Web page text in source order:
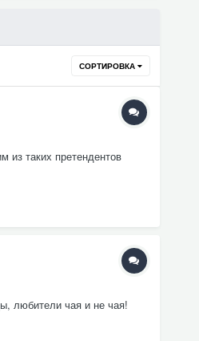
СОРТИРОВКА
из таких претендентов
любители чая и не чая!